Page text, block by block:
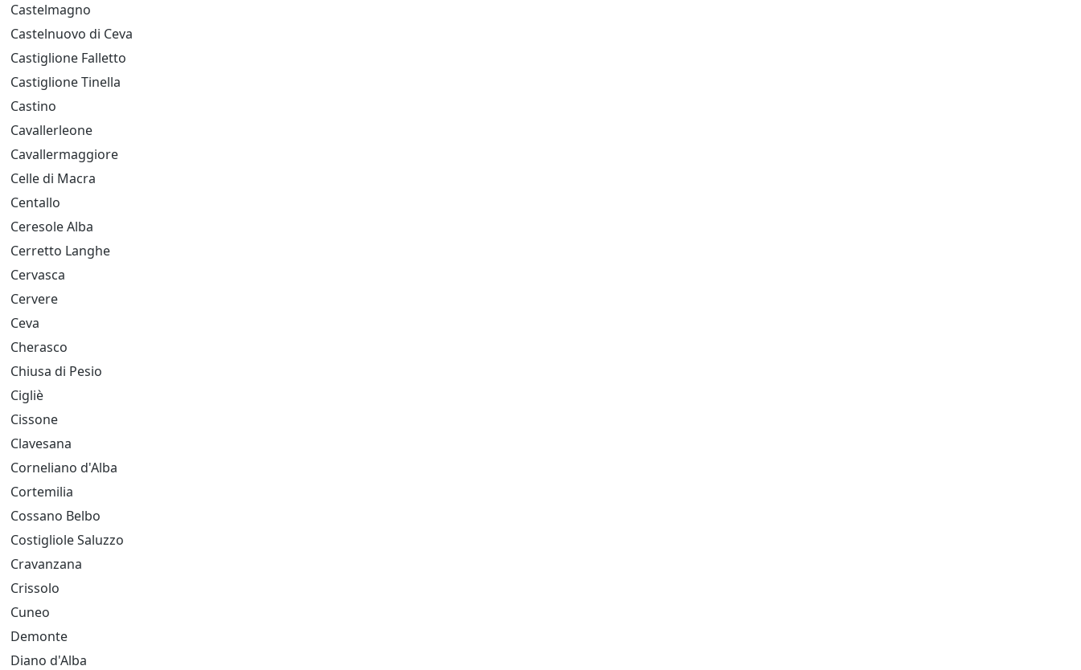
Castelmagno
Castelnuovo di Ceva
Castiglione Falletto
Castiglione Tinella
Castino
Cavallerleone
Cavallermaggiore
Celle di Macra
Centallo
Ceresole Alba
Cerretto Langhe
Cervasca
Cervere
Ceva
Cherasco
Chiusa di Pesio
Cigliè
Cissone
Clavesana
Corneliano d'Alba
Cortemilia
Cossano Belbo
Costigliole Saluzzo
Cravanzana
Crissolo
Cuneo
Demonte
Diano d'Alba